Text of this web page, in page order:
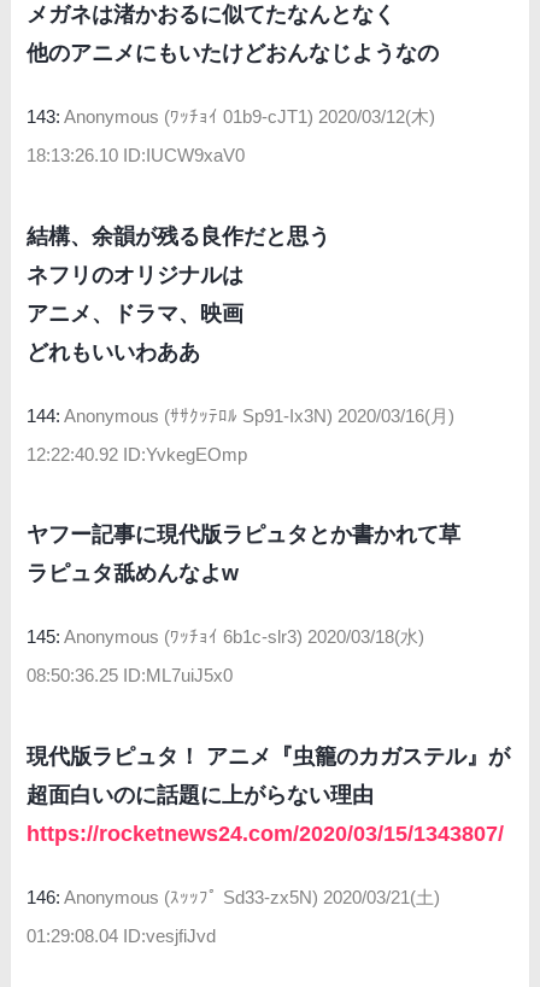
メガネは渚かおるに似てたなんとなく
他のアニメにもいたけどおんなじようなの
143:Anonymous (ﾜｯﾁｮｲ 01b9-cJT1) 2020/03/12(木)
18:13:26.10 ID:IUCW9xaV0
結構、余韻が残る良作だと思う
ネフリのオリジナルは
アニメ、ドラマ、映画
どれもいいわああ
144:Anonymous (ｻｻｸｯﾃﾛﾙ Sp91-Ix3N) 2020/03/16(月)
12:22:40.92 ID:YvkegEOmp
ヤフー記事に現代版ラピュタとか書かれて草
ラピュタ舐めんなよw
145:Anonymous (ﾜｯﾁｮｲ 6b1c-slr3) 2020/03/18(水)
08:50:36.25 ID:ML7uiJ5x0
現代版ラピュタ！ アニメ『虫籠のカガステル』が
超面白いのに話題に上がらない理由
https://rocketnews24.com/2020/03/15/1343807/
146:Anonymous (ｽｯｯﾌﾟ Sd33-zx5N) 2020/03/21(土)
01:29:08.04 ID:vesjfiJvd